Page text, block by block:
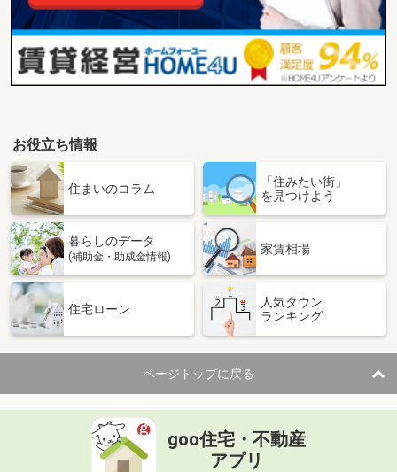
お役立ち情報
住まいのコラム
「住みたい街」
を見つけよう
暮らしのデータ
(補助金・助成金情報)
家賃相場
住宅ローン
人気タウン
ランキング
ページトップに戻る
goo住宅・不動産
アプリ